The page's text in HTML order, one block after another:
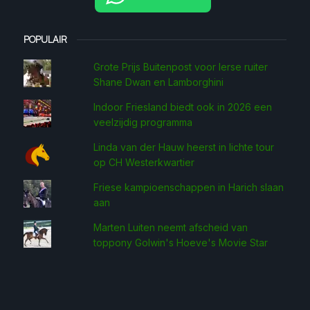
POPULAIR
Grote Prijs Buitenpost voor Ierse ruiter
Shane Dwan en Lamborghini
Indoor Friesland biedt ook in 2026 een
veelzijdig programma
Linda van der Hauw heerst in lichte tour
op CH Westerkwartier
Friese kampioenschappen in Harich slaan
aan
Marten Luiten neemt afscheid van
toppony Golwin's Hoeve's Movie Star